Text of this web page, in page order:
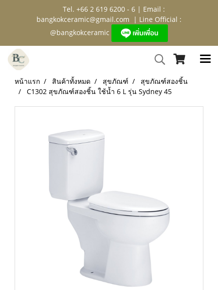
Tel. +66 2 619 6200 - 6 | Email :
bangkokceramic@gmail.com | Line Official :
@bangkokceramic
หน้าแรก สินค้าทั้งหมด สุขภัณฑ์
สุขภัณฑ์สองชิ้น
C1302 สุขภัณฑ์สองชิ้น ใช้น้ำ 6 L รุ่น Sydney 45